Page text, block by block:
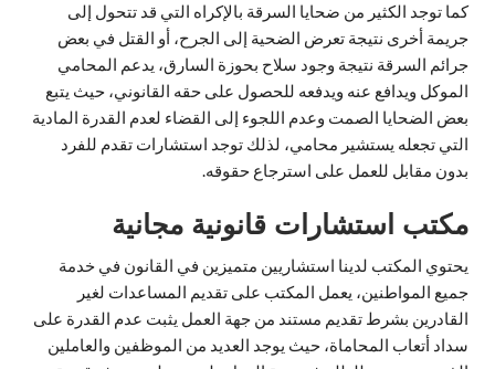
كما توجد الكثير من ضحايا السرقة بالإكراه التي قد تتحول إلى
جريمة أخرى نتيجة تعرض الضحية إلى الجرح، أو القتل في بعض
جرائم السرقة نتيجة وجود سلاح بحوزة السارق، يدعم المحامي
الموكل ويدافع عنه ويدفعه للحصول على حقه القانوني، حيث يتبع
بعض الضحايا الصمت وعدم اللجوء إلى القضاء لعدم القدرة المادية
التي تجعله يستشير محامي، لذلك توجد استشارات تقدم للفرد
بدون مقابل للعمل على استرجاع حقوقه.
مكتب استشارات قانونية مجانية
يحتوي المكتب لدينا استشاريين متميزين في القانون في خدمة
جميع المواطنين، يعمل المكتب على تقديم المساعدات لغير
القادرين بشرط تقديم مستند من جهة العمل يثبت عدم القدرة على
سداد أتعاب المحاماة، حيث يوجد العديد من الموظفين والعاملين